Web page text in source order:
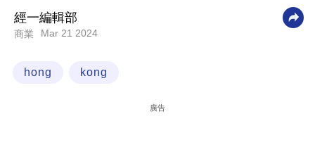
技
場
經一編輯部
商業 Mar 21 2024
hong kong
廣告